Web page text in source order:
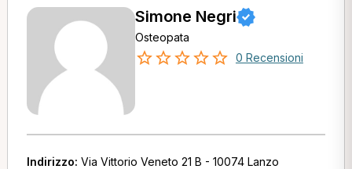
Simone Negri
Osteopata
0 Recensioni
Indirizzo: Via Vittorio Veneto 21 B - 10074 Lanzo